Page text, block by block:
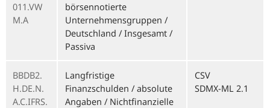
011.VW
M.A
börsennotierte
Unternehmensgruppen /
Deutschland / Insgesamt /
Passiva
BBDB2.
H.DE.N.
A.C.IFRS.
Langfristige
Finanzschulden / absolute
Angaben / Nichtfinanzielle
CSV
SDMX-ML 2.1